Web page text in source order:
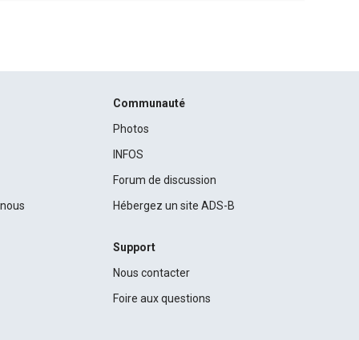
Communauté
Photos
INFOS
Forum de discussion
Hébergez un site ADS-B
Support
Nous contacter
Foire aux questions